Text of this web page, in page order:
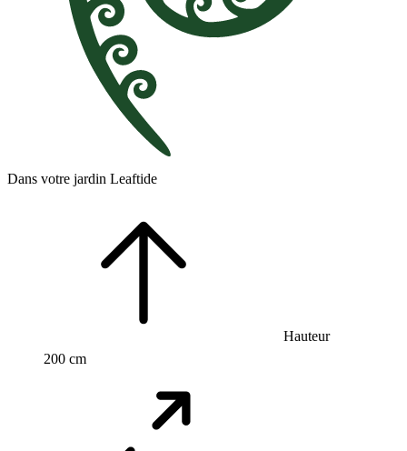
Dans votre jardin Leaftide
Hauteur
200 cm